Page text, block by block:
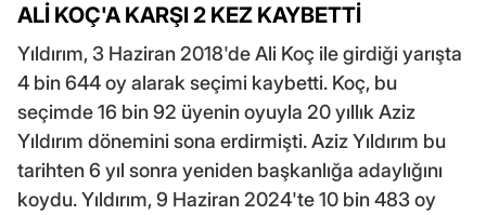
ALİ KOÇ'A KARŞI 2 KEZ KAYBETTİ
Yıldırım, 3 Haziran 2018'de Ali Koç ile girdiği yarışta
4 bin 644 oy alarak seçimi kaybetti. Koç, bu
seçimde 16 bin 92 üyenin oyuyla 20 yıllık Aziz
Yıldırım dönemini sona erdirmişti. Aziz Yıldırım bu
tarihten 6 yıl sonra yeniden başkanlığa adaylığını
koydu. Yıldırım, 9 Haziran 2024'te 10 bin 483 oy